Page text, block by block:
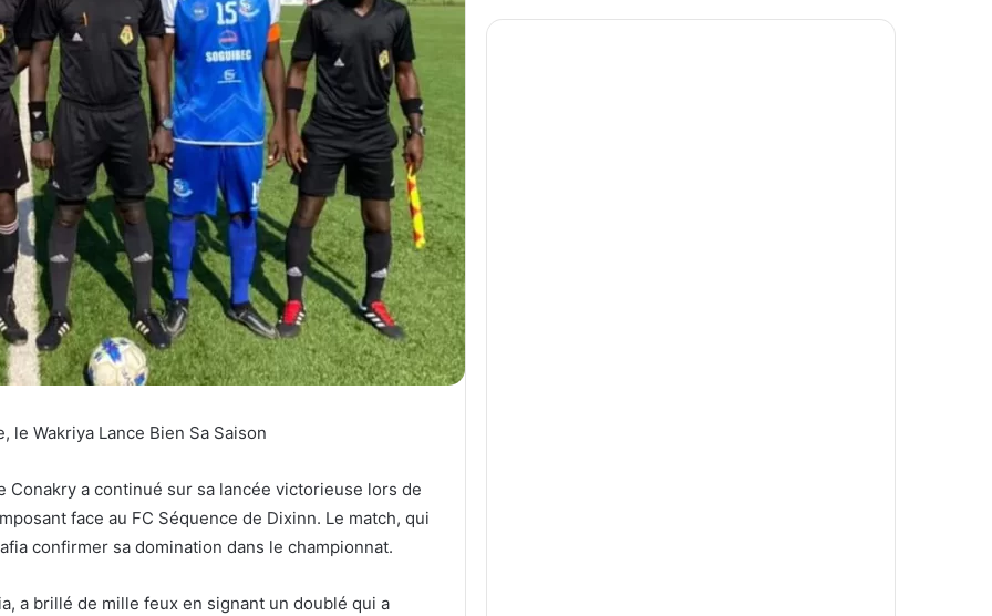
le Wakriya Lance Bien Sa Saison
Conakry a continué sur sa lancée victorieuse lors de
face au FC Séquence de Dixinn. Le match, qui
confirmer sa domination dans le championnat.
a brillé de mille feux en signant un doublé qui a